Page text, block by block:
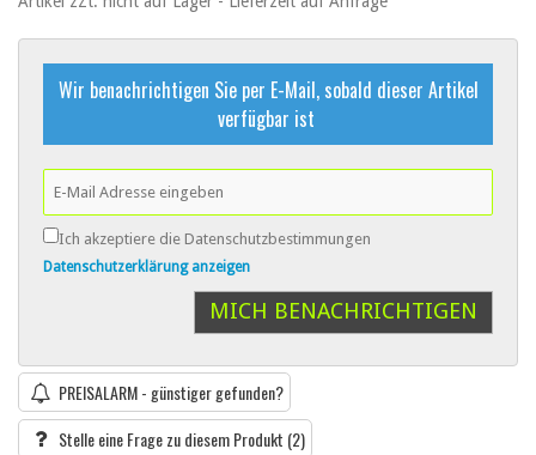
Wir benachrichtigen Sie per E-Mail, sobald dieser Artikel
verfügbar ist
Ich akzeptiere die Datenschutzbestimmungen
Datenschutzerklärung anzeigen
MICH BENACHRICHTIGEN
PREISALARM - günstiger gefunden?
Stelle eine Frage zu diesem Produkt (2)